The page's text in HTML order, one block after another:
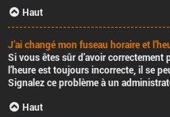
Haut
J’ai changé mon fuseau horaire et
Si vous êtes sûr d’avoir correctement
l’heure est toujours incorrecte, il se
Signalez ce problème à un
Haut